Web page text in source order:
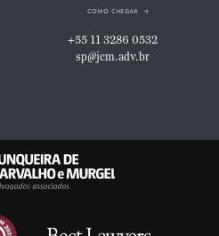
como chegar
+55 11 3286 0532
sp@jcm.adv.br